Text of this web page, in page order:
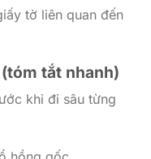
tờ liên quan đến
tắt nhanh)
khi đi sâu từng